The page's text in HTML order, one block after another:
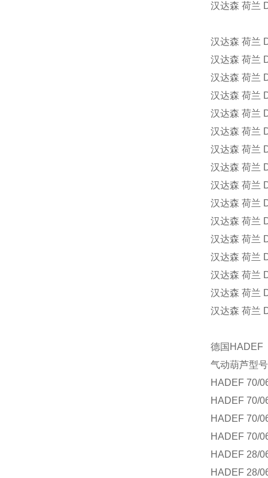
汉达森 荷兰
汉达森 荷兰
汉达森 荷兰
汉达森 荷兰
汉达森 荷兰
汉达森 荷兰
汉达森 荷兰
汉达森 荷兰
汉达森 荷兰
汉达森 荷兰
汉达森 荷兰
汉达森 荷兰
汉达森 荷兰
汉达森 荷兰
汉达森 荷兰
汉达森 荷兰
汉达森 荷兰
德国 HADEF
气动葫芦型
HADEF 70/
HADEF 70/
HADEF 70/
HADEF 70/
HADEF 28/
HADEF 28/